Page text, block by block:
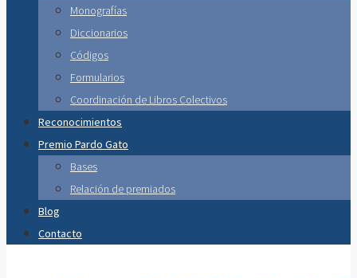
Monografías
Diccionarios
Códigos
Formularios
Coordinación de Libros Colectivos
Reconocimientos
Premio Pardo Gato
Bases
Relación de premiados
Blog
Contacto